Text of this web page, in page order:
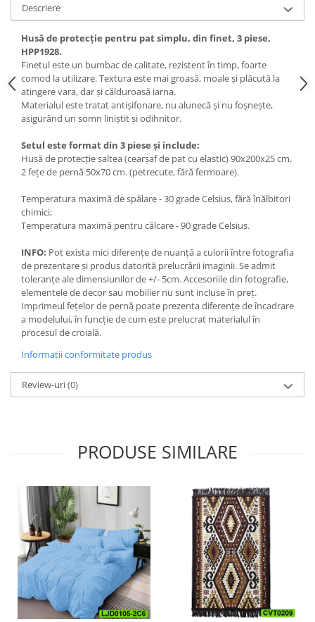
Descriere
Husă de protecție pentru pat simplu, din finet, 3 piese,
HPP1928.
Finetul este un bumbac de calitate, rezistent în timp, foarte
comod la utilizare. Textura este mai groasă, moale și plăcută la
atingere vara, dar și călduroasă iarna.
Materialul este tratat antișifonare, nu alunecă și nu foșnește,
asigurând un somn liniștit și odihnitor.
Setul este format din 3 piese și include:
Husă de protecție saltea (cearșaf de pat cu elastic) 90x200x25 cm.
2 fețe de pernă 50x70 cm. (petrecute, fără fermoare).
Temperatura maximă de spălare - 30 grade Celsius, fără înălbitori
chimici;
Temperatura maximă pentru călcare - 90 grade Celsius.
INFO: Pot exista mici diferențe de nuanță a culorii între fotografia
de prezentare și produs datorită prelucrării imaginii. Se admit
toleranțe ale dimensiunilor de +/- 5cm. Accesoriile din fotografie,
elementele de decor sau mobilier nu sunt incluse în preț.
Imprimeul fețelor de pernă poate prezenta diferențe de încadrare
a modelului, în funcție de cum este prelucrat materialul în
procesul de croială.
Informatii conformitate produs
Review-uri(0)
PRODUSE SIMILARE